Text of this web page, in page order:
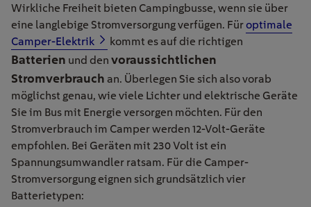
Wirkliche Freiheit bieten Campingbusse, wenn sie über
eine langlebige Stromversorgung verfügen. Für optimale
Camper-Elektrik
kommt es auf die richtigen
Batterien und den voraussichtlichen
Stromverbrauch an. Überlegen Sie sich also vorab
möglichst genau, wie viele Lichter und elektrische Geräte
Sie im Bus mit Energie versorgen möchten. Für den
Stromverbrauch im Camper werden 12-Volt-Geräte
empfohlen. Bei Geräten mit 230 Volt ist ein
Spannungsumwandler ratsam. Für die Camper-
Stromversorgung eignen sich grundsätzlich vier
Batterietypen: